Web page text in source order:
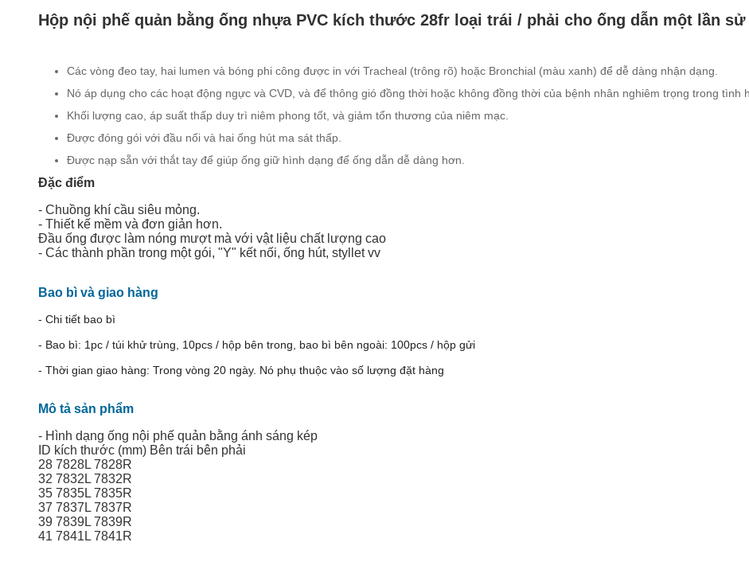
Hộp nội phế quản bằng ống nhựa PVC kích thước 28fr loại trái / phải cho ống dẫn một lần sử
Các vòng đeo tay, hai lumen và bóng phi công được in với Tracheal (trông rõ) hoặc Bronchial (màu xanh) để dễ dàng nhận dạng.
Nó áp dụng cho các hoạt động ngực và CVD, và để thông gió đồng thời hoặc không đồng thời của bệnh nhân nghiêm trọng trong tình
Khối lượng cao, áp suất thấp duy trì niêm phong tốt, và giảm tổn thương của niêm mạc.
Được đóng gói với đầu nối và hai ống hút ma sát thấp.
Được nạp sẵn với thắt tay để giúp ống giữ hình dạng để ống dẫn dễ dàng hơn.
Đặc điểm
- Chuồng khí cầu siêu mỏng.
- Thiết kế mềm và đơn giản hơn.
Đầu ống được làm nóng mượt mà với vật liệu chất lượng cao
- Các thành phần trong một gói, "Y" kết nối, ống hút, styllet vv
Bao bì và giao hàng
- Chi tiết bao bì
- Bao bì: 1pc / túi khử trùng, 10pcs / hộp bên trong, bao bì bên ngoài: 100pcs / hộp gửi
- Thời gian giao hàng: Trong vòng 20 ngày. Nó phụ thuộc vào số lượng đặt hàng
Mô tả sản phẩm
- Hình dạng ống nội phế quản bằng ánh sáng kép
ID kích thước (mm) Bên trái bên phải
28 7828L 7828R
32 7832L 7832R
35 7835L 7835R
37 7837L 7837R
39 7839L 7839R
41 7841L 7841R